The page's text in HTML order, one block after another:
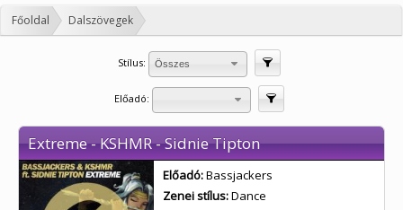
Főoldal Dalszövegek
Stílus: Összes
Előadó:
Extreme - KSHMR - Sidnie Tipton
Előadó:Bassjackers
Zenei stílus:Dance